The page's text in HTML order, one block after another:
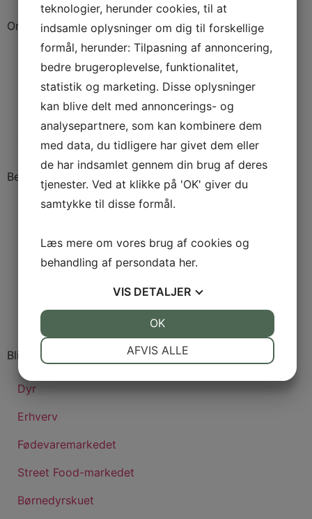
Om dyrskuet
Nyheder
De fem ben
Tilmeld nyhedsbrev
Besøg dyrskuet
Oplevelser
Praktisk information
Program
Bliv udstiller
Dyr
Erhverv
Fødevaremarkedet
Street Food-markedet
Børnedyrskuet
teknologier, herunder cookies, til at
indsamle oplysninger om dig til forskellige
formål, herunder: Tilpasning af annoncering,
bedre brugeroplevelse, funktionalitet,
statistik og marketing. Disse oplysninger
kan blive delt med annoncerings- og
analysepartnere, som kan kombinere dem
med data, du tidligere har givet dem eller
de har indsamlet gennem din brug af deres
tjenester. Ved at klikke på 'OK' giver du
samtykke til disse formål.
Læs mere om vores brug af cookies og
behandling af persondata her.
VIS DETALJER
AFVIS ALLE
OK